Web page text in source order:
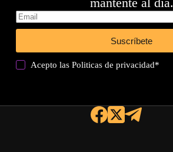
Suscríbete
Acepto lasPoliticas de privacidad*